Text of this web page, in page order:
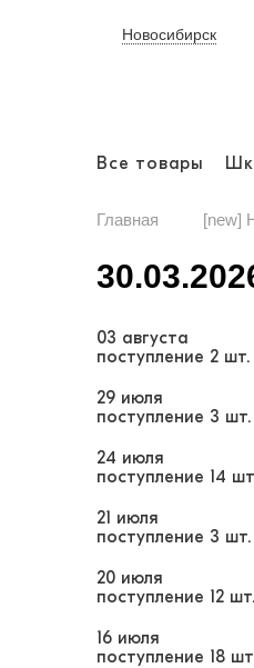
Новосибирск
Все товары
Главная [new]
03 августа
поступление 2 шт.
29 июля
поступление 3 шт.
24 июля
поступление 14
21 июля
поступление 3 шт.
20 июля
поступление 12 шт.
16 июля
поступление 18